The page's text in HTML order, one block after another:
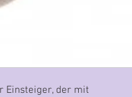
Einsteiger, der mit